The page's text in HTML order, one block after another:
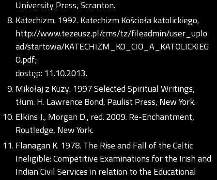
University Press, Scranton.
Katechizm. 1992. Katechizm Kościoła katolickiego,
http://www.tezeusz.pl/cms/tz/fileadmin/user_uplo
ad/startowa/KATECHIZM_KO_CIO_A_KATOLICKIEG
O.pdf;
dostęp: 11.10.2013.
Mikołaj z Kuzy. 1997 Selected Spiritual Writings,
tłum. H. Lawrence Bond, Paulist Press, New York.
Elkins J., Morgan D., red. 2009. Re-Enchantment,
Routledge, New York.
Flanagan K. 1978. The Rise and Fall of the Celtic
Ineligible: Competitive Examinations for the Irish and
Indian Civil Services in relation to the Educational